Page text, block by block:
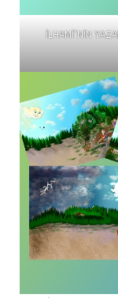
İLHAMİ’NİN